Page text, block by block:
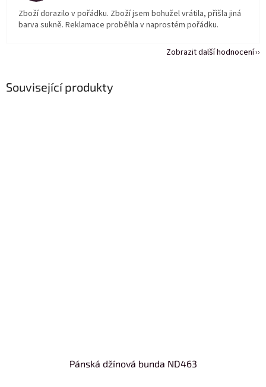
Související produkty
Pánská džínová bunda ND463
Zboží dorazilo v pořádku. Zboží jsem bohužel vrátila, přišla jiná
barva sukně. Reklamace proběhla v naprostém pořádku.
Zobrazit další hodnocení